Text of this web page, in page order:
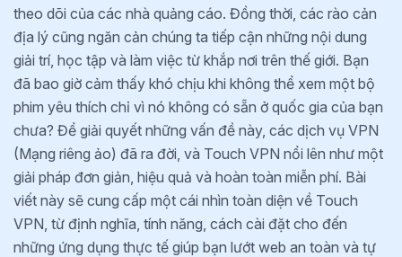
theo dõi của các nhà quảng cáo. Đồng thời, các rào cản
địa lý cũng ngăn cản chúng ta tiếp cận những nội dung
giải trí, học tập và làm việc từ khắp nơi trên thế giới. Bạn
đã bao giờ cảm thấy khó chịu khi không thể xem một bộ
phim yêu thích chỉ vì nó không có sẵn ở quốc gia của bạn
chưa? Để giải quyết những vấn đề này, các dịch vụ VPN
(Mạng riêng ảo) đã ra đời, và Touch VPN nổi lên như một
giải pháp đơn giản, hiệu quả và hoàn toàn miễn phí. Bài
viết này sẽ cung cấp một cái nhìn toàn diện về Touch
VPN, từ định nghĩa, tính năng, cách cài đặt cho đến
những ứng dụng thực tế giúp bạn lướt web an toàn và tự